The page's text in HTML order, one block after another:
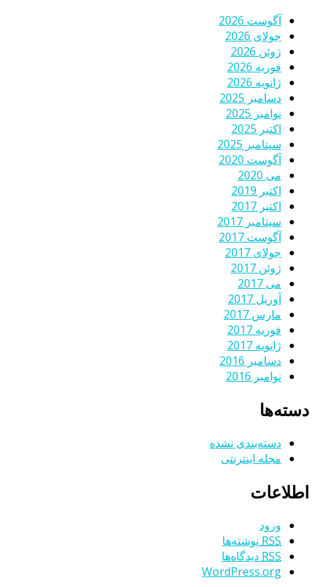
آگوست 2026
جولای 2026
ژوئن 2026
فوریه 2026
ژانویه 2026
دسامبر 2025
نوامبر 2025
اکتبر 2025
سپتامبر 2025
آگوست 2020
می 2020
اکتبر 2019
اکتبر 2017
سپتامبر 2017
آگوست 2017
جولای 2017
ژوئن 2017
می 2017
آوریل 2017
مارس 2017
فوریه 2017
ژانویه 2017
دسامبر 2016
نوامبر 2016
دسته‌ها
دسته‌بندی نشده
مجله اینترنتی
اطلاعات
ورود
RSS نوشته‌ها
RSS دیدگاه‌ها
WordPress.org